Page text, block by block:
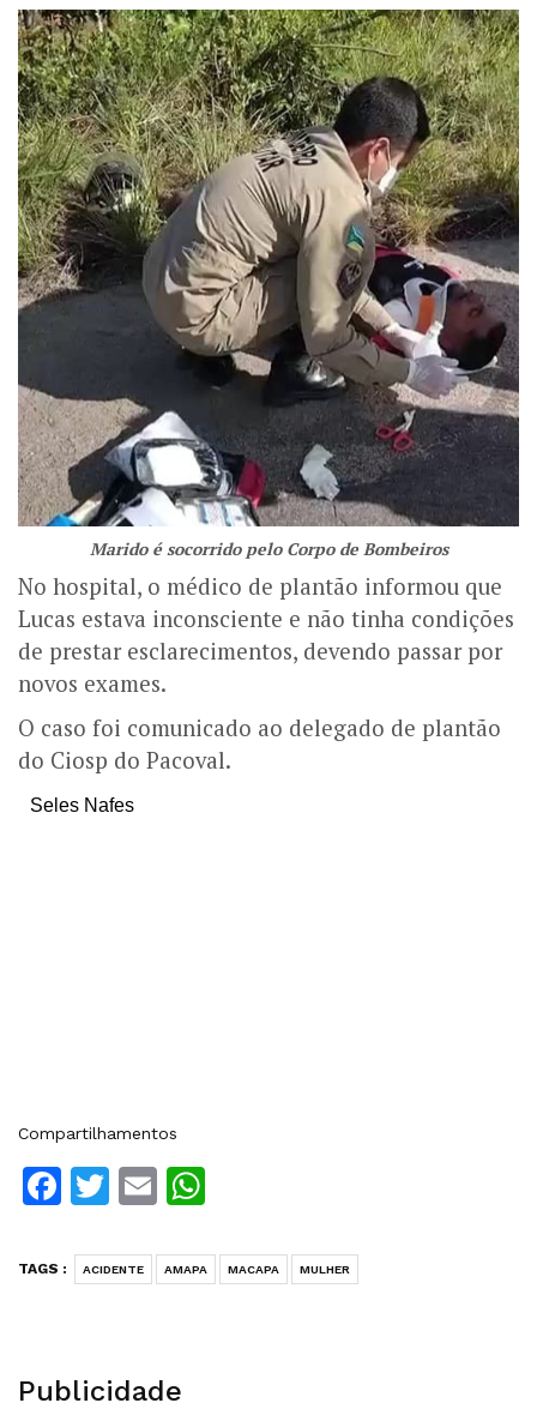
Marido é socorrido pelo Corpo de Bombeiros
No hospital, o médico de plantão informou que
Lucas estava inconsciente e não tinha condições
de prestar esclarecimentos, devendo passar por
novos exames.
O caso foi comunicado ao delegado de plantão
do Ciosp do Pacoval.
Seles Nafes
Compartilhamentos
Facebook
Twitter
Email
TAGS : ACIDENTE AMAPA MACAPA MULHER
Publicidade